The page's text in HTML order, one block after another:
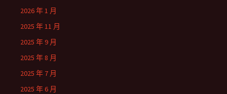
2026 年 1 月
2025 年 11 月
2025 年 9 月
2025 年 8 月
2025 年 7 月
2025 年 6 月